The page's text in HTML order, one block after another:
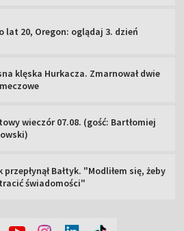
lat 20, Oregon: oglądaj 3. dzień
klęska Hurkacza. Zmarnował dwie
wieczór 07.08. (gość: Bartłomiej
przepłynął Bałtyk. "Modliłem się, żeby
świadomości"